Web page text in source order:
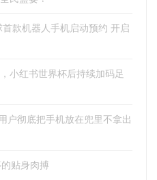
款机器人手机启动预约 开启
小红书世界杯后持续加码足
户彻底把手机放在兜里不拿出
贴身肉搏